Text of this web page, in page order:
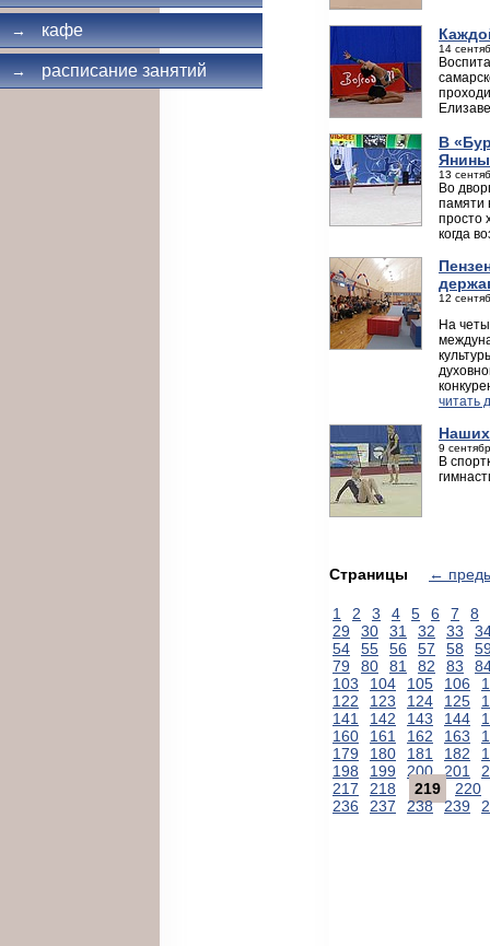
→ кафе
→ расписание занятий
14
В
Янины
13
Во
памяти
просто
когда
12
На
читать
Наших
9
В
Страницы ←
1 2 3 4 5 6 7
8
29
30 31 32 33
54
55 56 57 58
79
80 81 82 83
103
104 105 106
122
123 124 125
141
142 143 144
160
161 162 163
179
180 181 182
198
199 200 201
217
218 219
220
236
237 238 239